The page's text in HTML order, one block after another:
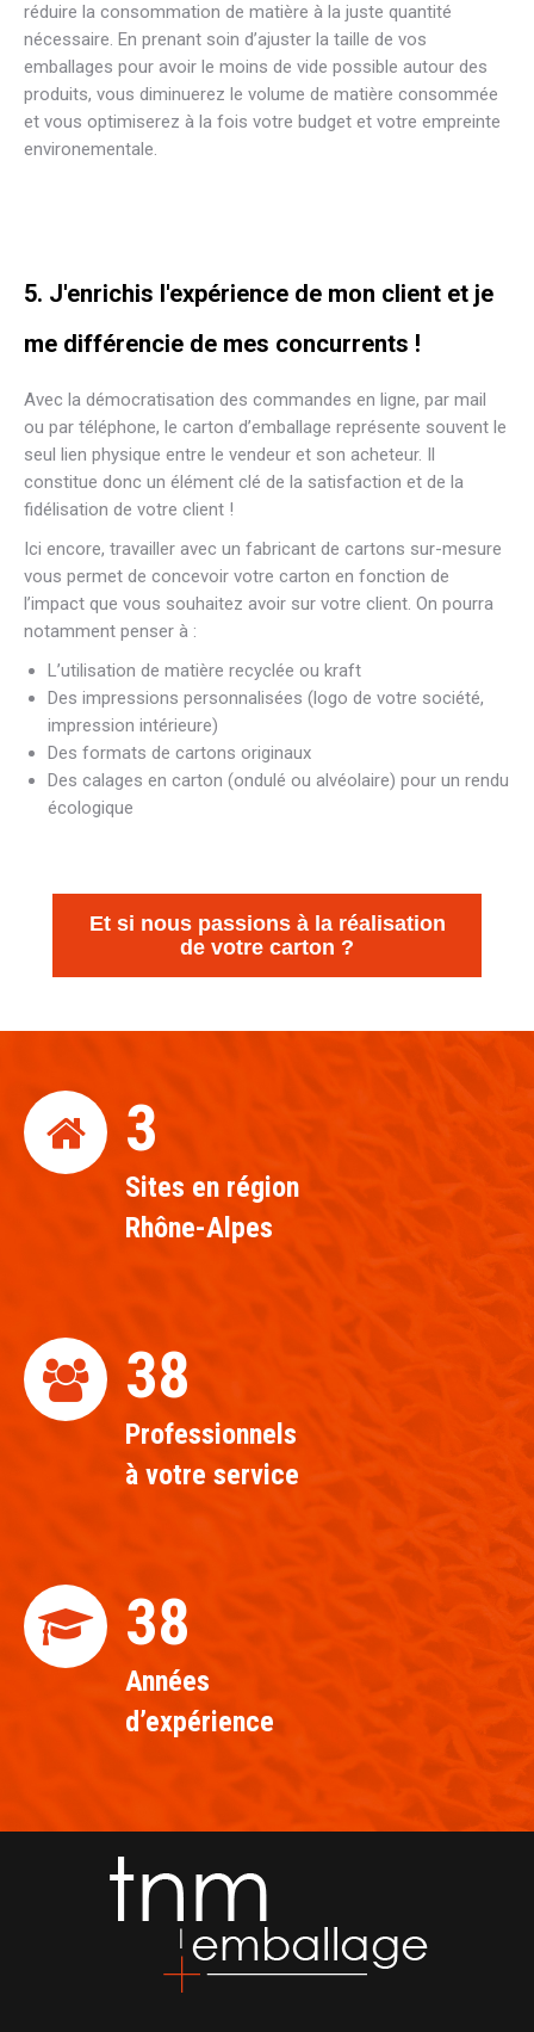
réduire la consommation de matière à la juste quantité
nécessaire. En prenant soin d’ajuster la taille de vos
emballages pour avoir le moins de vide possible autour des
produits, vous diminuerez le volume de matière consommée
et vous optimiserez à la fois votre budget et votre empreinte
environementale.
5. J'enrichis l'expérience de mon client et je
me différencie de mes concurrents !
Avec la démocratisation des commandes en ligne, par mail
ou par téléphone, le carton d’emballage représente souvent le
seul lien physique entre le vendeur et son acheteur. Il
constitue donc un élément clé de la satisfaction et de la
fidélisation de votre client !
Ici encore, travailler avec un fabricant de cartons sur-mesure
vous permet de concevoir votre carton en fonction de
l’impact que vous souhaitez avoir sur votre client. On pourra
notamment penser à :
L’utilisation de matière recyclée ou kraft
Des impressions personnalisées (logo de votre société,
impression intérieure)
Des formats de cartons originaux
Des calages en carton (ondulé ou alvéolaire) pour un rendu
écologique
Et si nous passions à la réalisation
de votre carton ?
3
Sites en région
Rhône-Alpes
39
Professionnels
à votre service
39
Années
d’expérience